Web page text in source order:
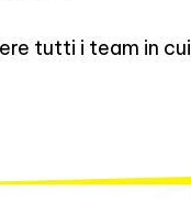
tutti i team in cui